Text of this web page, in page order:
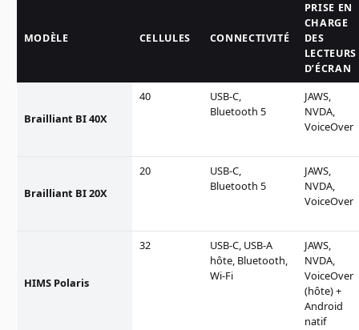
MODÈLE CELLULES CONNECTIVITÉ
PRISE EN
CHARGE
DES
LECTEURS
D’ÉCRAN
Brailliant BI 40X
40
USB-C,
Bluetooth 5
JAWS,
NVDA,
VoiceOver
Brailliant BI 20X
20
USB-C,
Bluetooth 5
JAWS,
NVDA,
VoiceOver
HIMS Polaris
32
USB-C, USB-A
hôte, Bluetooth,
Wi-Fi
JAWS,
NVDA,
VoiceOver
(hôte) +
Android
natif